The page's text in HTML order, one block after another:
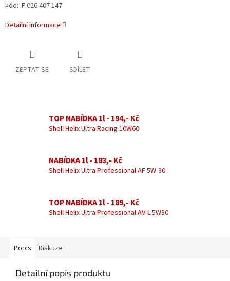
kód: F 026 407 147
Detailní informace
ZEPTAT SE SDÍLET
TOP NABÍDKA 1l - 194,- Kč
Shell Helix Ultra Racing 10W60
NABÍDKA 1l - 183,- Kč
Shell Helix Ultra Professional AF 5W-30
TOP NABÍDKA 1l - 189,- Kč
Shell Helix Ultra Professional AV-L 5W30
Popis Diskuze
Detailní popis produktu